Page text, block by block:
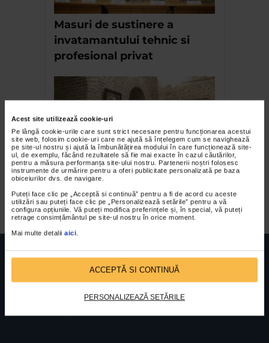
Acest site utilizează cookie-uri
Pe lângă cookie-urile care sunt strict necesare pentru funcționarea acestui
site web, folosim cookie-uri care ne ajută să înțelegem cum se navighează
pe site-ul nostru și ajută la îmbunătățirea modului în care funcționează site-
ul, de exemplu, făcând rezultatele să fie mai exacte în cazul căutărilor,
pentru a măsura performanța site-ului nostru. Partenerii noștri folosesc
instrumente de urmărire pentru a oferi publicitate personalizată pe baza
obiceiurilor dvs. de navigare.
Puteți face clic pe „Acceptă si continuă” pentru a fi de acord cu aceste
utilizări sau puteți face clic pe „Personalizează setările” pentru a vă
configura opțiunile. Vă puteți modifica preferințele și, în special, vă puteți
retrage consimțământul pe site-ul nostru în orice moment.
Mai multe detalii aici
ACCEPTĂ SI CONTINUĂ
PERSONALIZEAZĂ SETĂRILE
Masuri de sustinere a
invatamantului tehnic si
profesional privat
Expozitia – Balcic arc peste
timp
FUNDATIA FILDAS ARTNr inreg registrul special: 4 PJ/ 29.01.2013